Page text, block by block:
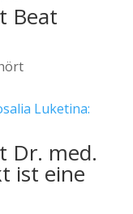
Beat
Dr. med.
ist eine